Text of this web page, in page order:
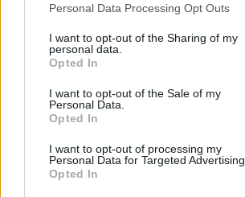
Personal Data Processing Opt Outs
I want to opt-out of the Sharing of my
personal data.
Opted In
I want to opt-out of the Sale of my
Personal Data.
Opted In
I want to opt-out of processing my
Personal Data for Targeted Advertising.
Opted In
Θωμάς Κίτκας